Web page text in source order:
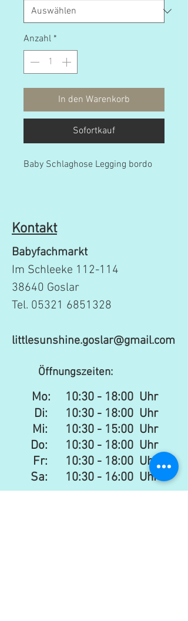
Anzahl *
In den Warenkorb
Sofortkauf
Baby Schlaghose Legging bordo
Kontakt
Babyfachmarkt
Im Schleeke 112-114
38640 Goslar
Tel. 05321 6851328
littlesunshine.goslar@gmail.com
Öffnungszeiten:
Mo: 10:30 - 18:00 Uhr
Di: 10:30 - 18:00 Uhr
Mi: 10:30 - 15:00 Uhr​​
Do: 10:30 - 18:00 Uhr
Fr: 10:30 - 18:00 Uhr
Sa: 10:30 - 16:00 Uhr